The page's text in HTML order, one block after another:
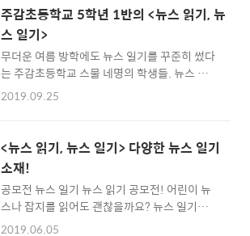
허위정보를 판별하는 데 도움이 되는가’라는 질
문에는 78%(85명)의 학생이 “도움이 된다”고
답변했습니..
주감초등학교 5학년 1반의 <뉴스 읽기, 뉴
스 일기>
무더운 여름 방학에도 뉴스 일기를 꾸준히 썼다
는 주감초등학교 스물 네명의 학생들. 뉴스 좀
읽어본 열 두살 아이들이라고 하는데요 어떻게
2019.09.25
<뉴스 읽기, 뉴스 일기> 다양한 뉴스 일기
소재!
공모전 뉴스 일기 뉴스 읽기 공모전! 어린이 뉴
스나 잡지를 읽어도 괜찮을까요? 뉴스 일기에
활용 가능한 소재들을 알려드릴게요~ 자세한
2019.06.05